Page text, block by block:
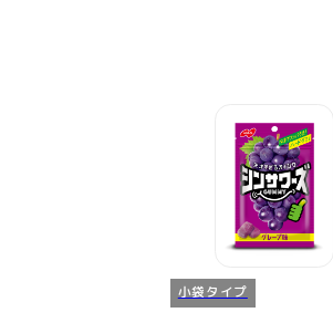
小袋タイプ